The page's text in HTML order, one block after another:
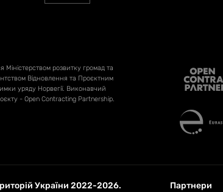
Міністерством розвитку громад та
Відновлення та Проєктним
уряду Норвегії. Виконавчий
- Open Contracting Partnership.
України 2022-2026.
Партнери